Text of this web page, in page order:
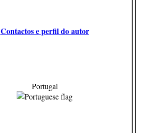
Contactos e perfil do autor
Portugal